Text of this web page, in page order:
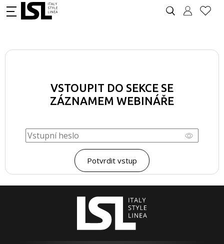
VSTOUPIT DO SEKCE SE
ZÁZNAMEM WEBINÁŘE